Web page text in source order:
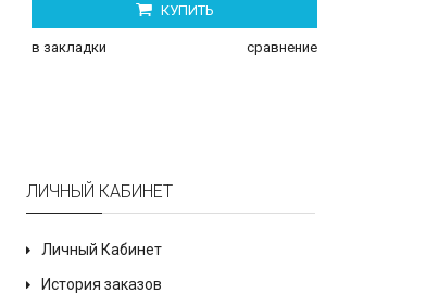
КУПИТЬ
в закладки сравнение
ЛИЧНЫЙ КАБИНЕТ
Личный Кабинет
История заказов